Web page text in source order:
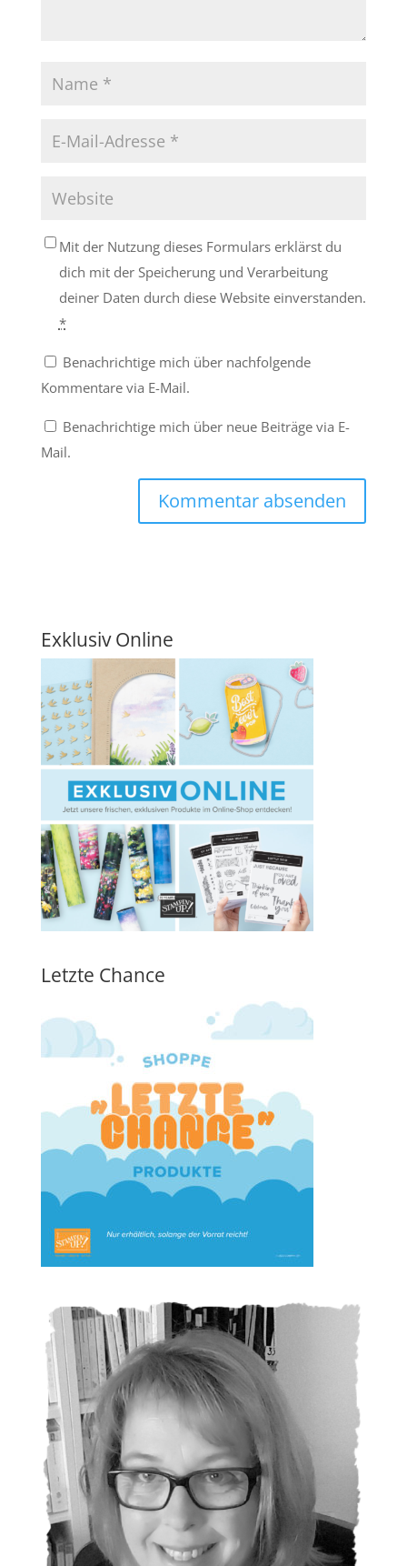
Mit der Nutzung dieses Formulars erklärst du
dich mit der Speicherung und Verarbeitung
deiner Daten durch diese Website einverstanden.
*
Benachrichtige mich über nachfolgende
Kommentare via E-Mail.
Benachrichtige mich über neue Beiträge via E-
Mail.
Exklusiv Online
Letzte Chance